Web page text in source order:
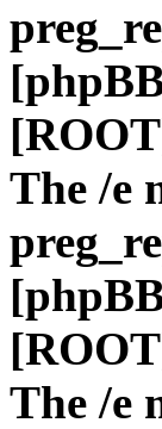
The /e
The /e